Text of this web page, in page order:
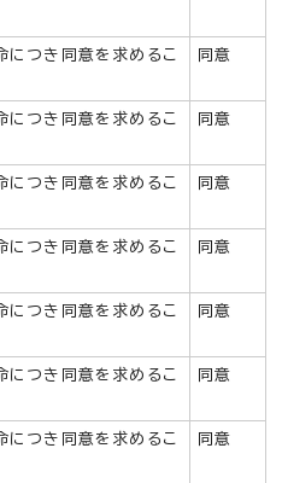
につき同意を求めるこ
同意
につき同意を求めるこ
同意
につき同意を求めるこ
同意
につき同意を求めるこ
同意
につき同意を求めるこ
同意
につき同意を求めるこ
同意
につき同意を求めるこ
同意